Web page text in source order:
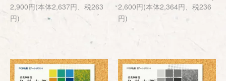
2,900円(本体2,637円、税263
円)
2,600円(本体2,364円、税236
円)